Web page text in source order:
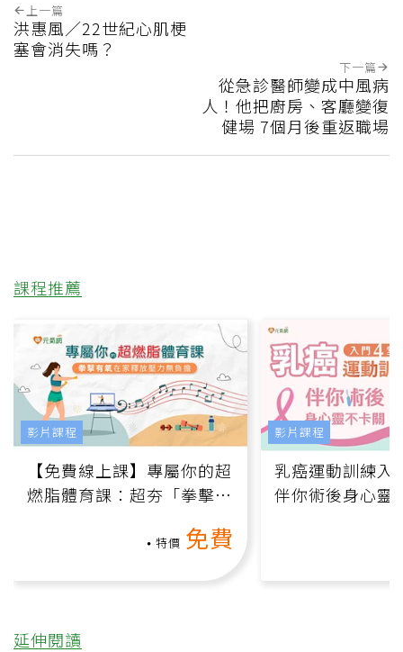
上一篇
洪惠風／22世紀心肌梗
塞會消失嗎？
下一篇
從急診醫師變成中風病
人！他把廚房、客廳變復
健場 7個月後重返職場
課程推薦
【免費線上課】專屬你的超
燃脂體育課：超夯「拳擊有
特價 免費
影片課程
乳癌運動訓練入
伴你術後身心靈
影片課程
延伸閱讀